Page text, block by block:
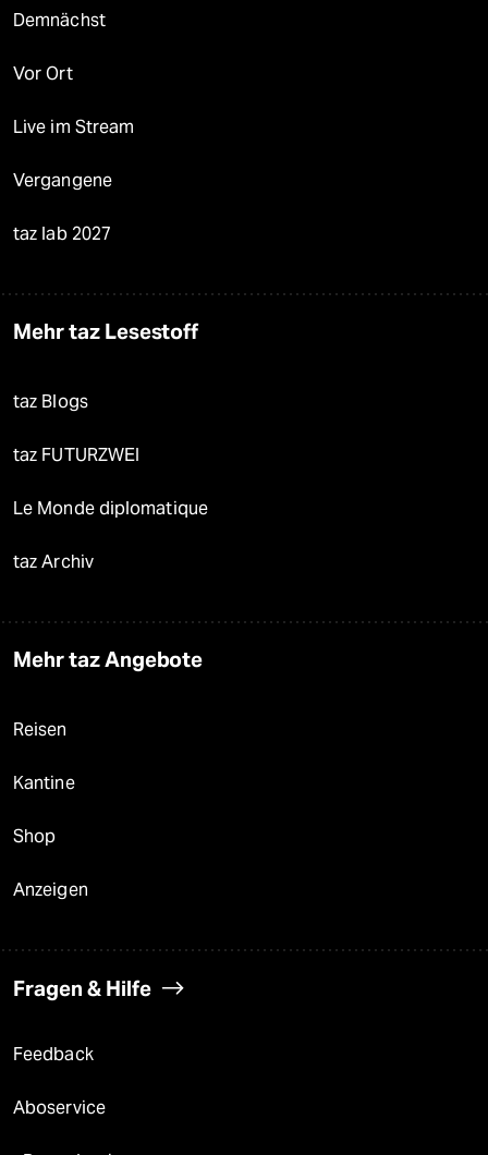
Demnächst
Vor Ort
Live im Stream
Vergangene
taz lab 2027
Mehr taz Lesestoff
taz Blogs
taz FUTURZWEI
Le Monde diplomatique
taz Archiv
Mehr taz Angebote
Reisen
Kantine
Shop
Anzeigen
Fragen & Hilfe
Feedback
Aboservice